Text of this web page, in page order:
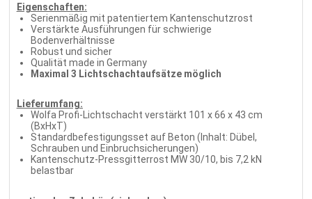
Eigenschaften:
Serienmäßig mit patentiertem Kantenschutzrost
Verstärkte Ausführungen für schwierige
Bodenverhältnisse
Robust und sicher
Qualität made in Germany
Maximal 3 Lichtschachtaufsätze möglich
Lieferumfang:
Wolfa Profi-Lichtschacht verstärkt 101 x 66 x 43 cm
(BxHxT)
Standardbefestigungsset auf Beton (Inhalt: Dübel,
Schrauben und Einbruchsicherungen)
Kantenschutz-Pressgitterrost MW 30/10, bis 7,2 kN
belastbar